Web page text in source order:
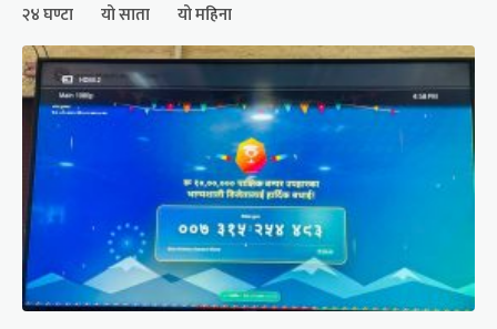
२४ घण्टा यो साता यो महिना